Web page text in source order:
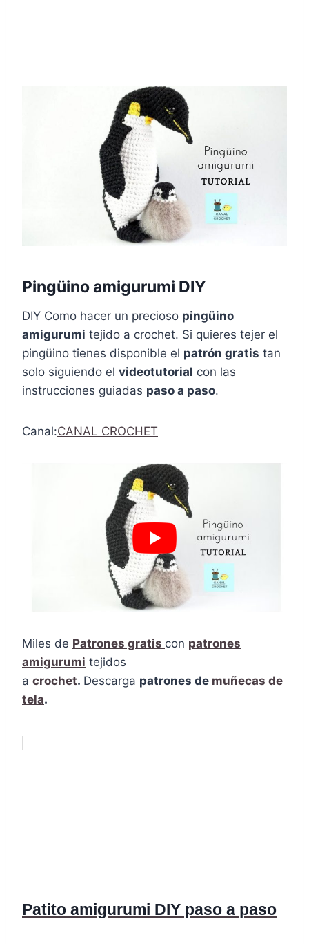
Pingüino amigurumi DIY
DIY Como hacer un precioso pingüino
amigurumi tejido a crochet. Si quieres tejer el
pingüino tienes disponible el patrón gratis tan
solo siguiendo el videotutorial con las
instrucciones guiadas paso a paso.
Canal:CANAL CROCHET
Miles de Patrones gratis con patrones
amigurumi tejidos
a crochet. Descarga patrones de muñecas de
tela.
Patito amigurumi DIY paso a paso